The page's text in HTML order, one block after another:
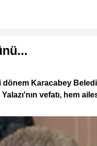
Karacabey
vefatı, hem